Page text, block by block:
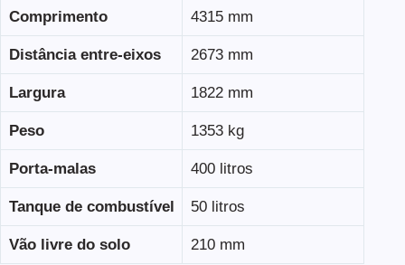
Comprimento 4315 mm
Distância entre-eixos 2673 mm
Largura 1822 mm
Peso 1353 kg
Porta-malas 400 litros
Tanque de combustível 50 litros
Vão livre do solo
210 mm